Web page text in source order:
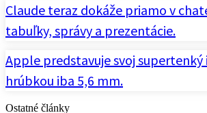
Claude teraz dokáže priamo v
tabuľky, správy a prezentácie.
Apple predstavuje svoj supertenký
hrúbkou iba 5,6 mm.
Ostatné články